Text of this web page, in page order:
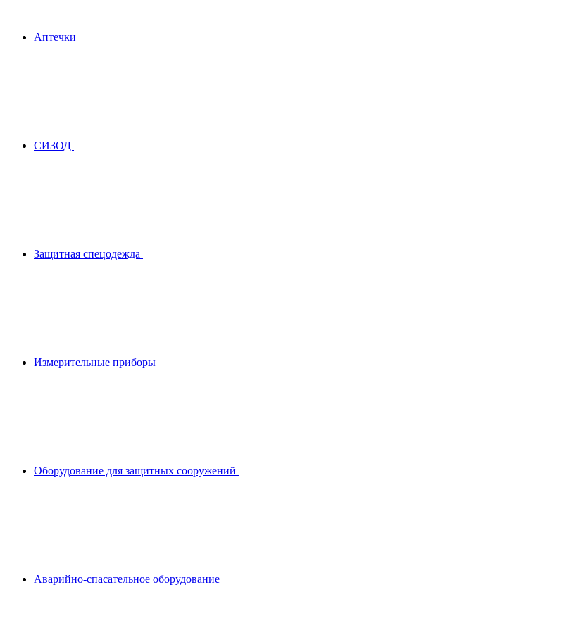
Аптечки
СИЗОД
Защитная спецодежда
Измерительные приборы
Оборудование для защитных сооружений
Аварийно-спасательное оборудование